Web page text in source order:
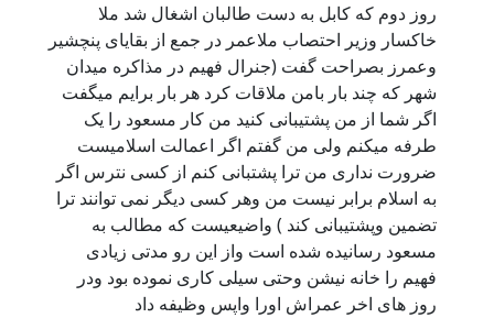
روز دوم که کابل به دست طالبان اشغال شد ملا
خاکسار وزیر احتصاب ملاعمر در جمع از بقایای پنچشیر
وعمرز بصراحت گفت (جنرال فهیم در مذاکره میدان
شهر که چند بار بامن ملاقات کرد هر بار برایم میگفت
اگر شما از من پشتیبانی کنید من کار مسعود را یک
طرفه میکنم ولی من گفتم اگر اعمالت اسلامیست
ضرورت نداری من ترا پشتبانی کنم از کسی نترس اگر
به اسلام برابر نیست من وهر کسی دیگر نمی توانند ترا
تضمین وپشتیبانی کند ) واضیعیست که مطالب به
مسعود رسانیده شده است واز این رو مدتی زیادی
فهیم را خانه نیشن وحتی سیلی کاری نموده بود ودر
روز های اخر عمراش اورا واپس وظیفه داد